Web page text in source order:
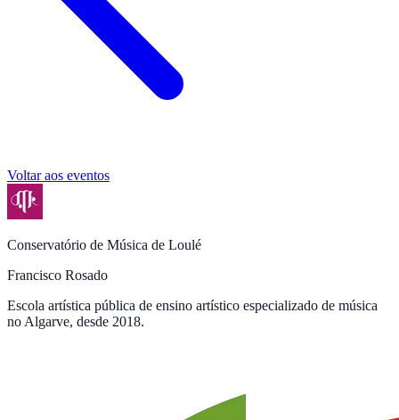
Voltar aos eventos
Conservatório de Música de Loulé
Francisco Rosado
Escola artística pública de ensino artístico especializado de música
no Algarve, desde 2018.